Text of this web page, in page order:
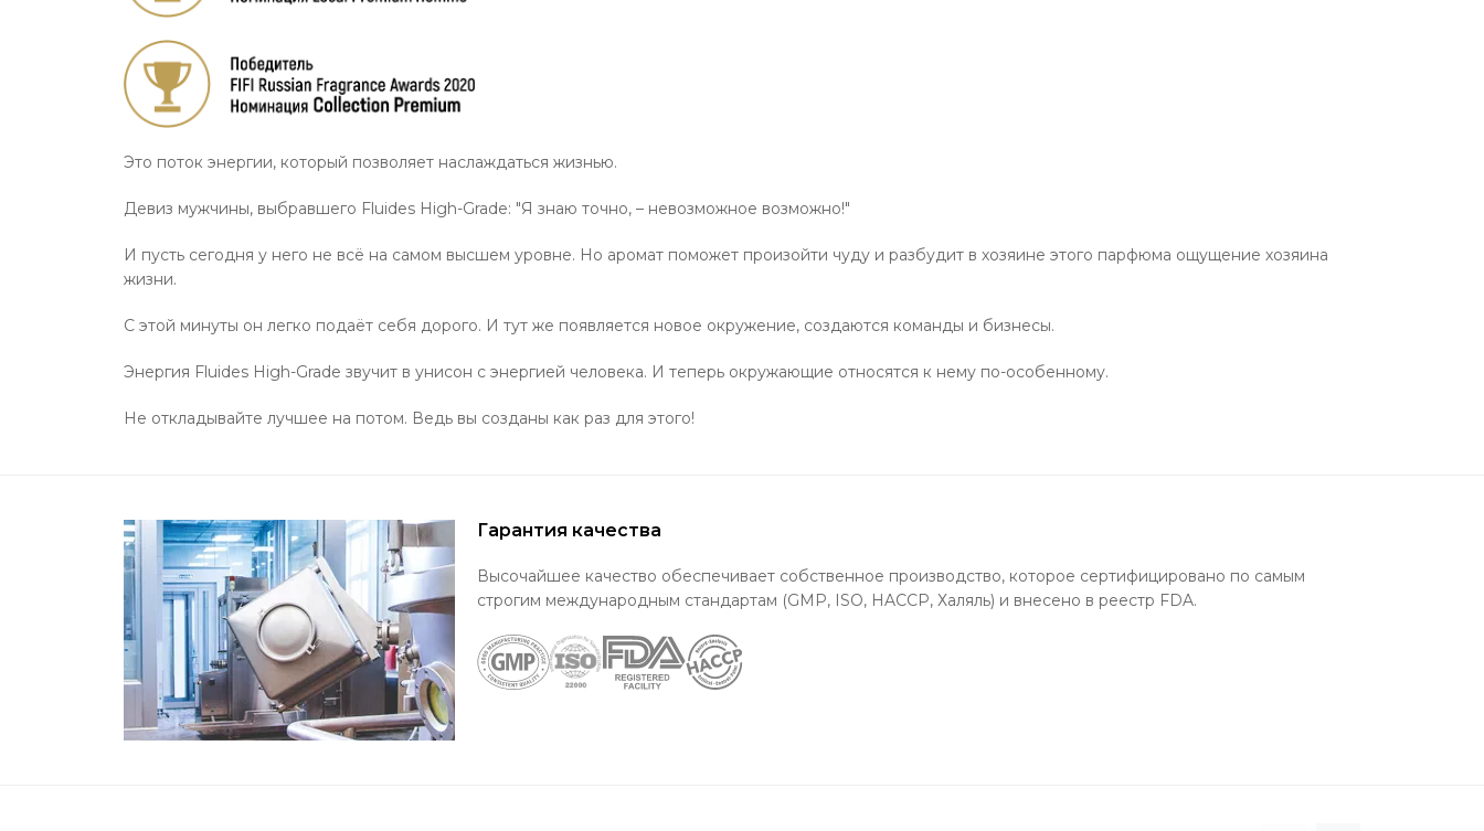
Это поток энергии, который позволяет наслаждаться жизнью.
Девиз мужчины, выбравшего Fluides High-Grade: "Я знаю точно, – невозможное возможно!"
И пусть сегодня у него не всё на самом высшем уровне. Но аромат поможет произойти чуду и разбудит в хозяине этого парфюма ощущение хозяина
жизни.
С этой минуты он легко подаёт себя дорого. И тут же появляется новое окружение, создаются команды и бизнесы.
Энергия Fluides High-Grade звучит в унисон с энергией человека. И теперь окружающие относятся к нему по-особенному.
Не откладывайте лучшее на потом. Ведь вы созданы как раз для этого!
Гарантия качества
Высочайшее качество обеспечивает собственное производство, которое сертифицировано по самым
строгим международным стандартам (GMP, ISO, HACCP, Халяль) и внесено в реестр FDA.